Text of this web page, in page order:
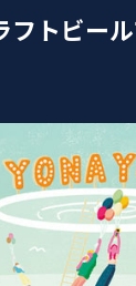
トビー